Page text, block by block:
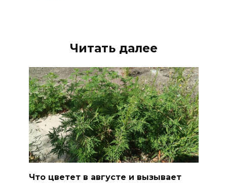
Читать далее
Что цветет в августе и вызывает